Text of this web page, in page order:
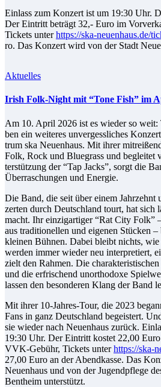
Ein­lass zum Kon­zert ist um 19:30 Uhr.
Der Ein­tritt be­trägt 32,- Eu­ro im
Ti­ckets un­terhttps://ska-neuenhaus.de/
ro. Das Kon­zert wird von der Stadt
Aktuelles
Irish Folk-Night mit “To­ne Fi­sh” im
Am 10. April 2026 ist es wie­der so
ben ein wei­te­res un­ver­gess­li­ches
trum ska Neu­en­haus. Mit ih­rer
Folk, Rock und Blue­grass und
ter­stüt­zung der “Tap Jacks”, sorgt die
Über­ra­schun­gen und Energie.
Die Band, die seit über ei­nem
zer­ten durch Deutsch­land tourt, hat sich
macht. Ihr ein­zig­ar­ti­ger “Rat Ci­ty Folk”
aus tra­di­tio­nel­len und ei­ge­nen Stü­cken
klei­nen Büh­nen. Da­bei bleibt nichts,
wer­den im­mer wie­der neu in­ter­pre­tiert,
zielt den Rah­men. Die
und die er­fri­schend un­or­tho­do­xe
las­sen den be­son­de­ren Klang der Band
Mit ih­rer 10-Jah­res-Tour, die 2023
Fans in ganz Deutsch­land be­geis­tert.
sie wie­der nach Neu­en­haus zu­rück.
19:30 Uhr. Der Ein­tritt kos­tet 22,00
VVK-Ge­bühr, Ti­ckets un­terhttps://ska-
27,00 Eu­ro an der Abend­kas­se. Das
Neu­en­haus und von der Ju­gend­pfle­ge
Bent­heim unterstützt.